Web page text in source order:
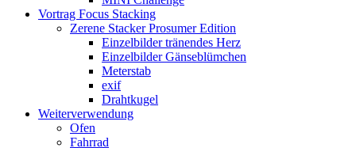
Vortrag Focus Stacking
Zerene Stacker Prosumer Edition
Einzelbilder tränendes Herz
Einzelbilder Gänseblümchen
Meterstab
exif
Drahtkugel
Weiterverwendung
Ofen
Fahrrad